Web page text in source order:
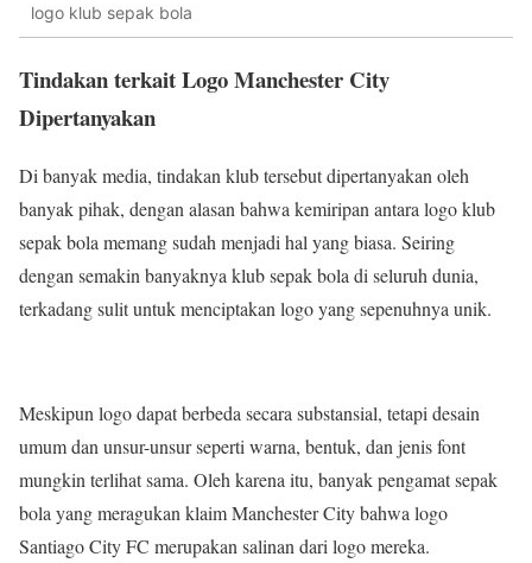
logo klub sepak bola
Tindakan terkait Logo Manchester City
Dipertanyakan
Di banyak media, tindakan klub tersebut dipertanyakan oleh
banyak pihak, dengan alasan bahwa kemiripan antara logo klub
sepak bola memang sudah menjadi hal yang biasa. Seiring
dengan semakin banyaknya klub sepak bola di seluruh dunia,
terkadang sulit untuk menciptakan logo yang sepenuhnya unik.
Meskipun logo dapat berbeda secara substansial, tetapi desain
umum dan unsur-unsur seperti warna, bentuk, dan jenis font
mungkin terlihat sama. Oleh karena itu, banyak pengamat sepak
bola yang meragukan klaim Manchester City bahwa logo
Santiago City FC merupakan salinan dari logo mereka.